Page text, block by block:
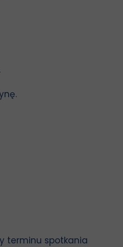
terminu spotkania